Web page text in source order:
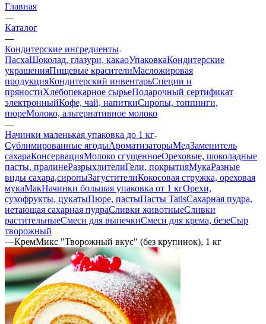
Главная
—
Каталог
—
Кондитерские ингредиенты
ПасхаШоколад, глазури, какаоУпаковкаКондитерские
украшенияПищевые красителиМасложировая
продукцияКондитерский инвентарьСпеции и
пряностиХлебопекарное сырьеПодарочный сертификат
электронныйКофе, чай, напиткиСиропы, топпинги,
пюреМолоко, альтернативное молоко
—
Начинки маленькая упаковка до 1 кг
Сублимированные ягодыАроматизаторыМедЗаменитель
сахараКонсервацияМолоко сгущенноеОреховые, шоколадные
пасты, пралинеРазрыхлителиГели, покрытияМукаРазные
виды сахара,сиропыЗагустителиКокосовая стружка, ореховая
мукаМакНачинки большая упаковка от 1 кгОрехи,
сухофрукты, цукатыПюре, пастыПасты TatisСахарная пудра,
нетающая сахарная пудраСливки животныеСливки
растительныеСмеси для выпечкиСмеси для крема, безеСыр
творожный
—КремМикс "Творожный вкус" (без крупинок), 1 кг